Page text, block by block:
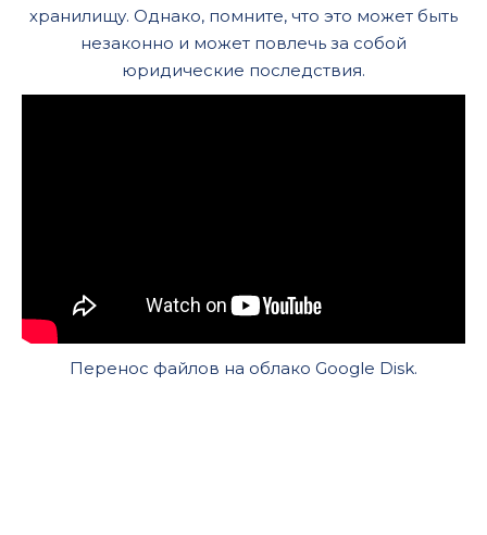
хранилищу. Однако, помните, что это может быть
незаконно и может повлечь за собой
юридические последствия.
Перенос файлов на облако Google Disk.